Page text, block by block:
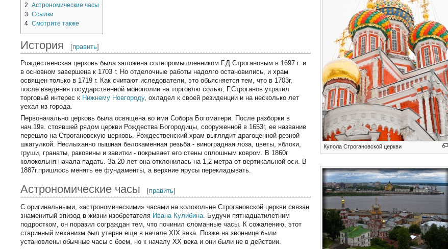
Купола Строгановской церкви
2 Астрономические часы
3 Ссылки
4 Смотрите также
История [править]
Рождественская церковь была заложена солепромышленником Г.Д.Строгановым в 1697 г. и
в основном завершена к 1703 г. Но отделочные работы надолго остановились, и храм
освящен только в 1719 г. Как считают иследователи, это обьясняется тем, что в 1703г,
после введения государственной монополии на торговлю солью, Г.Строганов утратил
торговый интерес к Нижнему Новгороду, охладел к своей резиденции и на несколько лет
уехал из города.
Первоначально церковь была освящена во имя Собора Богоматери. После разборки в
нач.19в. стоявшей рядом церкви Рождества Богородицы, сооруженной в 1653г, ее название
перешло на Строгановскую церковь. Рождественский храм выглядит драгоценной резной
шкатулкой. Неслыханно пышная белокаменная резьба - виноградная лоза, цветы, яблоки,
груши, гранаты, раковины и завитки - покрывает его стены сплошным ковром. В 1860г
колокольня начала падать. За 20 лет она отклонилась на 1,2 метра от вертикальной оси. В
1887г.пришлось менять ее фундаменты, а верхние ярусы перекладывать.
Астрономические часы [править]
С оригинальными, «астрономическими» часами на колокольне Строгановской церкви связан
знаменитый эпизод в жизни изобретателя Ивана Кулибина . Будучи пятнадцатилетним
подростком, он поразил сограждан тем, что починил сломанные часы. К сожалению, этот
старинный механизм был утерян еще в начале XIX века. Позже на звоннице были
установлены обычные часы с боем, но к началу XX века и они были не в действии.